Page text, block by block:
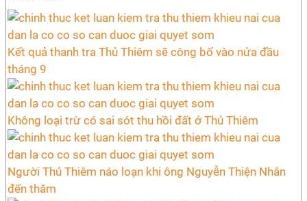
Kết quả thanh tra Thủ Thiêm sẽ công bố vào nửa đầu
tháng 9
Không loại trừ có sai sót thu hồi đất ở Thủ Thiêm
Người Thủ Thiêm náo loạn khi ông Nguyễn Thiện Nhân
đến thăm